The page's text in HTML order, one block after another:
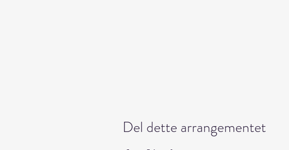
Del dette arrangementet